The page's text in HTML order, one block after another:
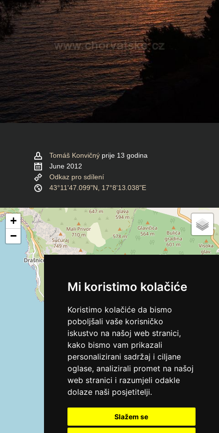
Mi koristimo kolačiće
Koristimo kolačiće da bismo
poboljšali vaše korisničko
iskustvo na našoj web stranici,
kako bismo vam prikazali
personalizirani sadržaj i ciljane
oglase, analizirali promet na našoj
web stranici i razumjeli odakle
dolaze naši posjetitelji.
Slažem se
Tomáš Konvičný prije 13 godina
June 2012
Odkaz pro sdílení
43°11'47.099"N, 17°8'13.038"E
+
−